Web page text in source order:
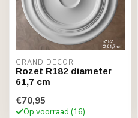
GRAND DECOR
Rozet R182 diameter
61,7 cm
€70,95
Op voorraad (16)